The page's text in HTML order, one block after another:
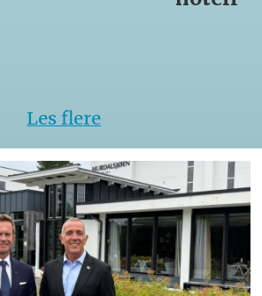
Les flere